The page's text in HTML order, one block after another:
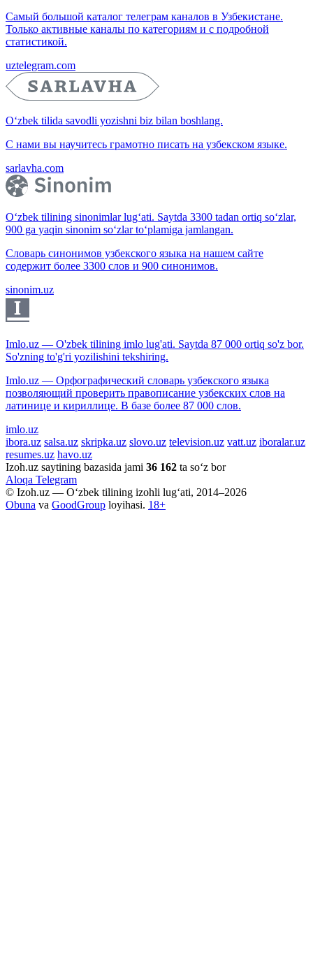
Самый большой каталог телеграм каналов в Узбекистане.
Только активные каналы по категориям и с подробной
статистикой.
uztelegram.com
O‘zbek tilida savodli yozishni biz bilan boshlang.
С нами вы научитесь грамотно писать на узбекском языке.
sarlavha.com
O‘zbek tilining sinonimlar lug‘ati. Saytda 3300 tadan ortiq so‘zlar,
900 ga yaqin sinonim so‘zlar to‘plamiga jamlangan.
Словарь синонимов узбекского языка на нашем сайте
содержит более 3300 слов и 900 синонимов.
sinonim.uz
Imlo.uz — O'zbek tilining imlo lug'ati. Saytda 87 000 ortiq so'z bor.
So'zning to'g'ri yozilishini tekshiring.
Imlo.uz — Орфографический словарь узбекского языка
позволяющий проверить правописание узбекских слов на
латинице и кириллице. В базе более 87 000 слов.
imlo.uz
ibora.uz salsa.uz skripka.uz slovo.uz television.uz vatt.uz iboralar.uz
resumes.uz havo.uz
Izoh.uz saytining bazasida jami 36 162 ta so‘z bor
Aloqa Telegram
© Izoh.uz — O‘zbek tilining izohli lug‘ati, 2014–2026
Obuna va GoodGroup loyihasi. 18+